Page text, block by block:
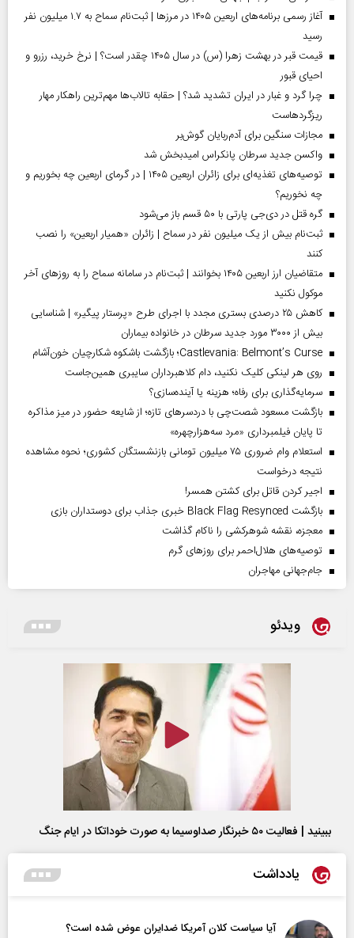
آغاز رسمی برنامه‌های اربعین ۱۴۰۵ در مرز‌ها | ثبت‌نام سماح به ۱.۷ میلیون نفر
رسید
قیمت قبر در بهشت زهرا (س) در سال ۱۴۰۵ چقدر است؟ | نرخ خرید، رزرو و
احیای قبور
چرا گرد و غبار در ایران تشدید شد؟ | حقابه تالاب‌ها مهم‌ترین راهکار مهار
ریزگردهاست
مجازات سنگین برای آدم‌ربایان گوش‌بر
واکسن جدید سرطان پانکراس امیدبخش شد
توصیه‌های تغذیه‌ای برای زائران اربعین ۱۴۰۵ | در گرمای اربعین چه بخوریم و
چه نخوریم؟
گره قتل در دی‌جی پارتی با ۵۰ قسم باز می‌شود
ثبت‌نام بیش از یک میلیون نفر در سماح | زائران «همیار اربعین» را نصب
کنند
متقاضیان ارز اربعین ۱۴۰۵ بخوانند | ثبت‌نام در سامانه سماح را به روز‌های آخر
موکول نکنید
کاهش ۲۵ درصدی بستری مجدد با اجرای طرح «پرستار پیگیر» | شناسایی
بیش از ۳۰۰۰ مورد جدید سرطان در خانواده بیماران
Castlevania: Belmont’s Curse؛ بازگشت باشکوه شکارچیان خون‌آشام
روی هر لینکی کلیک نکنید، دام کلاهبرداران سایبری همین‌جاست
سرمایه‌گذاری برای رفاه؛ هزینه یا آینده‌سازی؟
بازگشت مسعود شصت‌چی با دردسر‌های تازه؛ از شایعه حضور در میز مذاکره
تا پایان فیلمبرداری «مرد سه‌هزارچهره»
استعلام وام ضروری ۷۵ میلیون تومانی بازنشستگان کشوری؛ نحوه مشاهده
نتیجه درخواست
اجیر کردن قاتل برای کشتن همسر!
بازگشت Black Flag Resynced خبری جذاب برای دوستداران بازی
معجزه، نقشه شوهرکشی را ناکام گذاشت
توصیه‌های هلال‌احمر برای روز‌های گرم
جام‌جهانی مهاجران
ویدئو
ببینید | فعالیت ۵۰ خبرنگار صداوسیما به صورت خوداتکا در ایام جنگ
یادداشت
آیا سیاست کلان آمریکا ضدایران عوض شده است؟